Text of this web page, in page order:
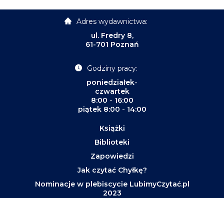
Adres wydawnictwa:
ul. Fredry 8,
61-701 Poznań
Godziny pracy:
poniedziałek-
czwartek
8:00 - 16:00
piątek 8:00 - 14:00
Książki
Biblioteki
Zapowiedzi
Jak czytać Chyłkę?
Nominacje w plebiscycie LubimyCzytać.pl
2023